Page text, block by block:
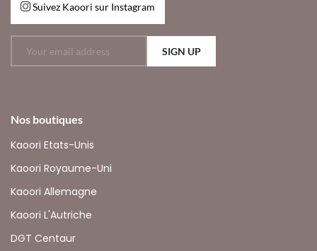
Suivez Kaoori sur Instagram
SIGN UP
Nos boutiques
Kaoori Etats-Unis
Kaoori Royaume-Uni
Kaoori Allemagne
Kaoori L'Autriche
DGT Centaur